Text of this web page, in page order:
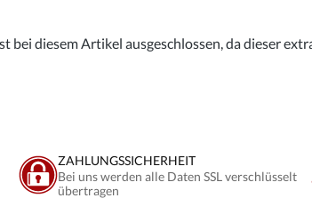
diesem Artikel ausgeschlossen, da dieser
ZAHLUNGSSICHERHEIT
Bei uns werden alle Daten SSL verschlüsselt
übertragen